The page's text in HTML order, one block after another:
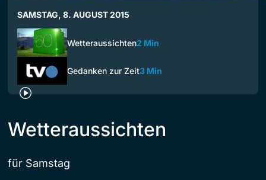
SAMSTAG, 8. AUGUST 2015
Wetteraussichten2 Min
Gedanken zur Zeit3 Min
Wetteraussichten
für Samstag